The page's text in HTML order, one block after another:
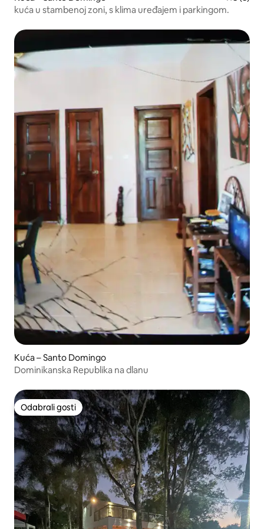
kuća u stambenoj zoni, s klima uređajem i parkingom.
Kuća – Santo Domingo
Dominikanska Republika na dlanu
Odabrali gosti
Odabrali gosti